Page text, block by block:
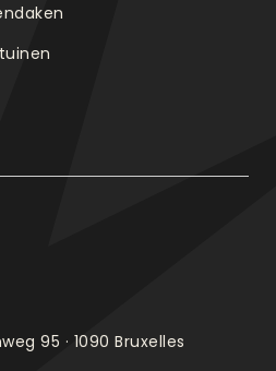
95 · 1090 Bruxelles